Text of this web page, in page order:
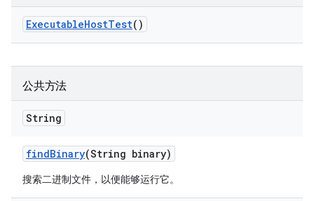
ExecutableHostTest()
公共方法
String
findBinary(String binary)
搜索二进制文件，以便能够运行它。